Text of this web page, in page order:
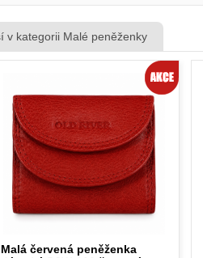
v kategorii Malé peněženky
Malá červená peněženka